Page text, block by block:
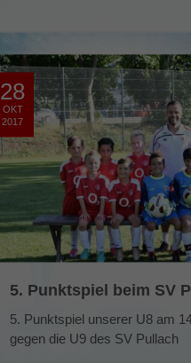
28
OKT
2017
5. Punktspiel beim SV
5. Punktspiel unserer U8 am
gegen die U9 des SV Pullach